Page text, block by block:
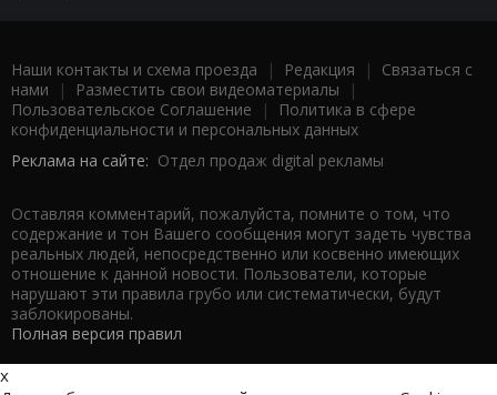
Наши контакты и схема проезда | Редакция | Связаться с
нами | Разместить свои видеоматериалы |
Пользовательское Соглашение |
Политика в сфере
конфиденциальности и персональных данных
Реклама на сайте: Отдел продаж digital рекламы
Оставляя комментарий, пожалуйста, помните о том, что
содержание и тон Вашего сообщения могут задеть чувства
реальных людей, непосредственно или косвенно имеющих
отношение к данной новости. Пользователи, которые
нарушают эти правила грубо или систематически, будут
заблокированы.
Полная версия правил
x